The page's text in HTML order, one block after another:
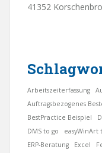
41352
Arbeitszeiterfassung
Auftragsbezogenes
BestPractice Beispiel
DMS to go
easyWinArt
ERP-Beratung
Excel